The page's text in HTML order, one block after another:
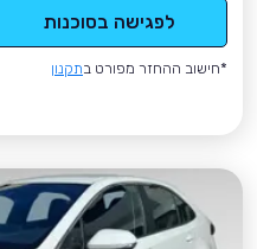
לפגישה בסוכנות
*חישוב ההחזר מפורט בתקנון